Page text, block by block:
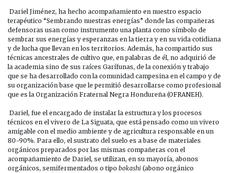
Dariel Jiménez, ha hecho acompañamiento en nuestro espacio
terapéutico “Sembrando nuestras energías” donde las compañeras
defensoras usan como instrumento una planta como símbolo de
sembrar sus energías y esperanzas en la tierra y en su vida cotidiana
y de lucha que llevan en los territorios. Además, ha compartido sus
técnicas ancestrales de cultivo que, en palabras de él, no adquirió de
la academia sino de sus raíces Garífunas, de la conexión y trabajo
que se ha desarrollado con la comunidad campesina en el campo y de
su organización base que le permitió desarrollarse como profesional
que es la Organización Fraternal Negra Hondureña (OFRANEH).
Dariel, fue el encargado de instalar la estructura y los procesos
técnicos en el vivero de La Siguata, que está pensado como un vivero
amigable con el medio ambiente y de agricultura responsable en un
80-90%. Para ello, el sustrato del suelo es a base de materiales
orgánicos preparados por las mismas compañeras con el
acompañamiento de Dariel, se utilizan, en su mayoría, abonos
orgánicos, semifermentados o tipo bokashi (abono orgánico